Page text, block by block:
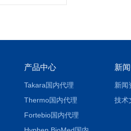
产品中心
Takara国内代理
Thermo国内代理
Fortebio国内代理
新
新闻
技术